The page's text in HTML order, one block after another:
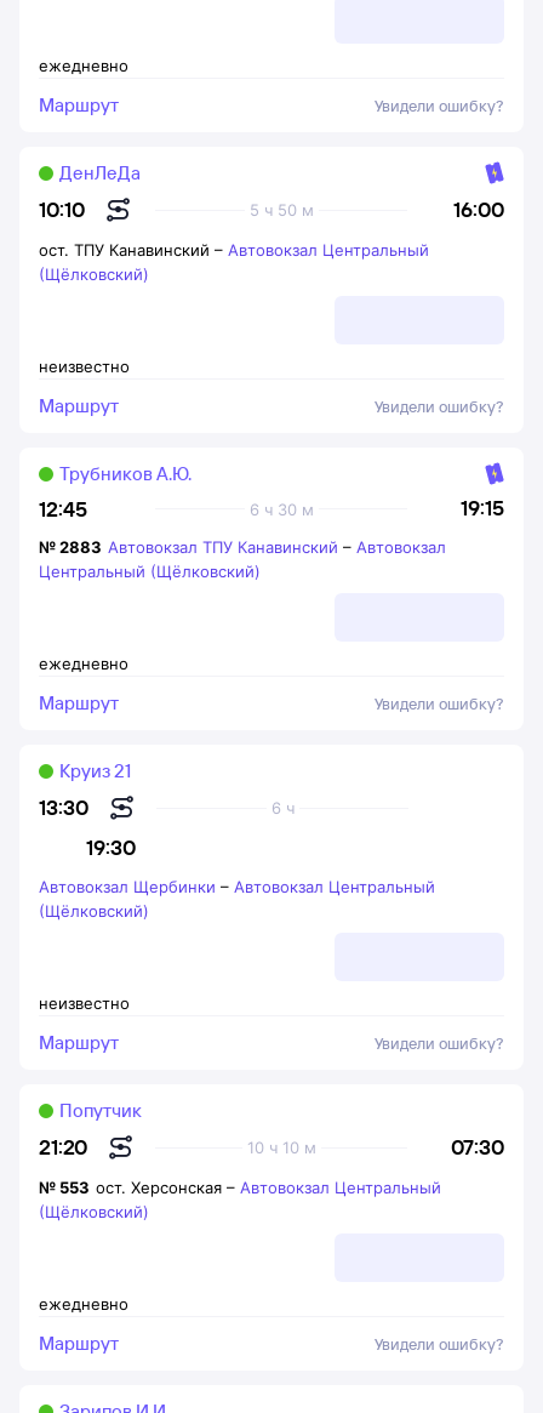
ежедневно
Маршрут Увидели ошибку?
10:10 16:00
5 ч 50 м
ДенЛеДа
неизвестно
ост. ТПУ Канавинский – Автовокзал Центральный
(Щёлковский)
Маршрут Увидели ошибку?
12:45 19:15
6 ч 30 м
Трубников А.Ю.
ежедневно
№2883 Автовокзал ТПУ Канавинский – Автовокзал
Центральный (Щёлковский)
Маршрут Увидели ошибку?
13:30
19:30
6 ч
Круиз 21
неизвестно
Автовокзал Щербинки – Автовокзал Центральный
(Щёлковский)
Маршрут Увидели ошибку?
21:20 07:30
10 ч 10 м
Попутчик
ежедневно
№ 553 ост. Херсонская – Автовокзал Центральный
(Щёлковский)
Маршрут Увидели ошибку?